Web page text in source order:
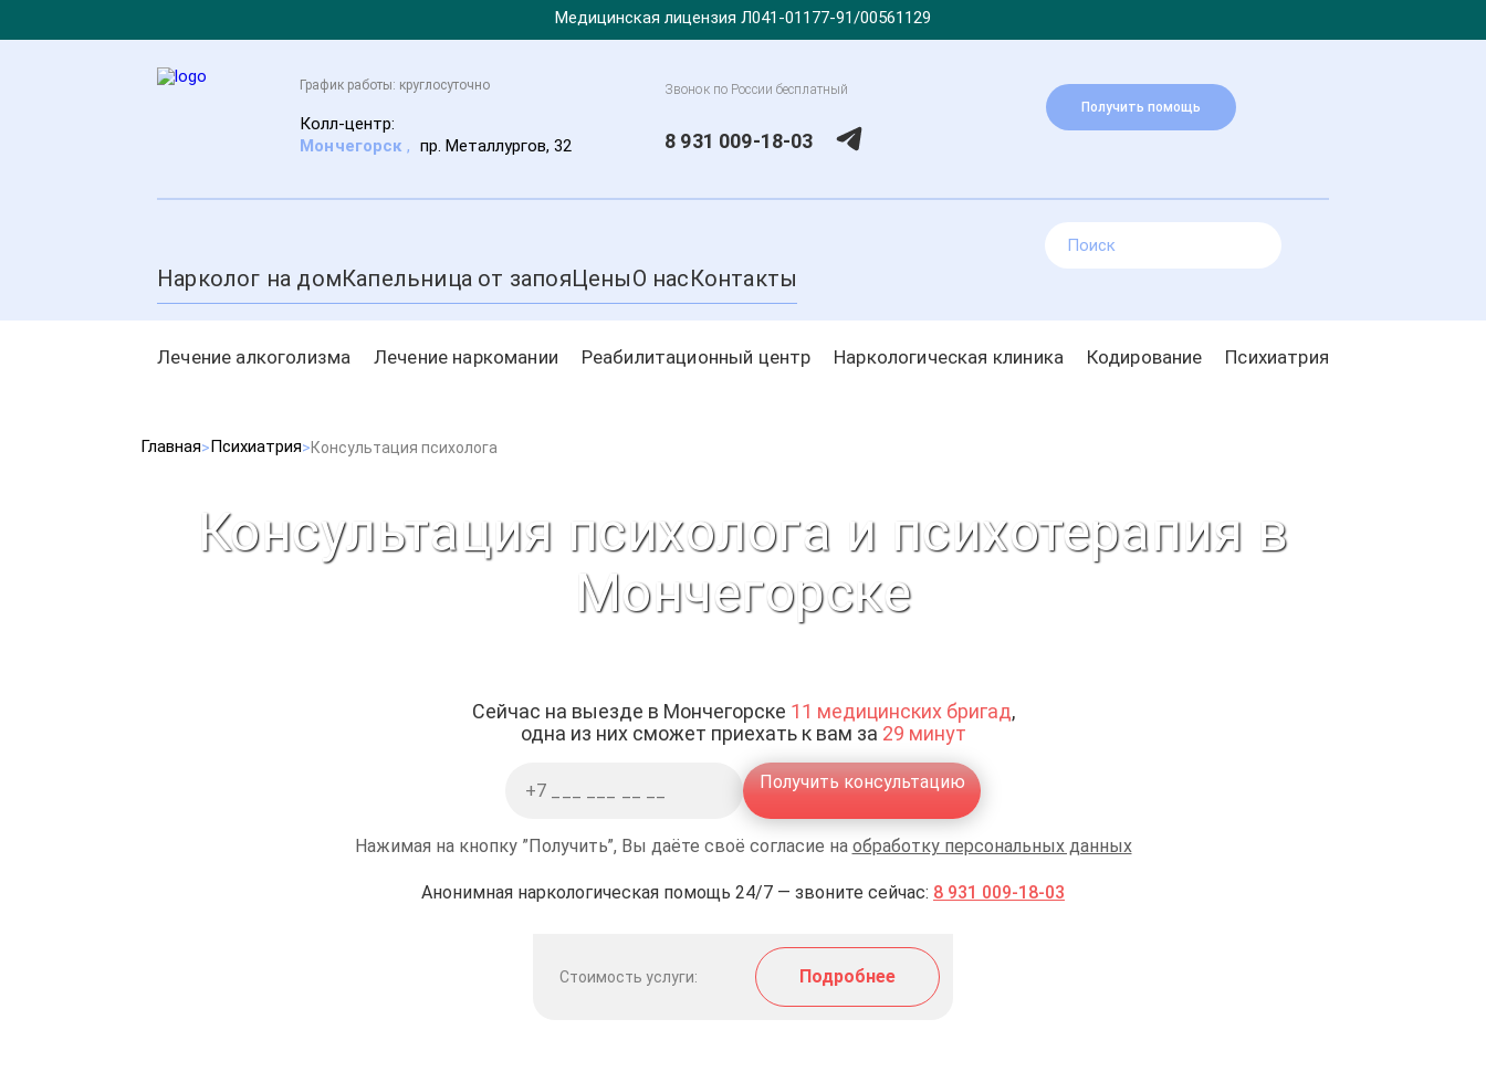
Медицинская лицензия Л041-01177-91/00561129
График работы: круглосуточно
Колл-центр:
Мончегорск , пр. Металлургов, 32
Получить помощь
Звонок по России бесплатный
8 931 009-18-03
Нарколог на домКапельница от запояЦеныО насКонтакты
Лечение алкоголизма Лечение наркомании Реабилитационный центр Наркологическая клиника Кодирование Психиатрия
Главная Психиатрия Консультация психолога
Консультация психолога и психотерапия в
Мончегорске
Сейчас на выезде в Мончегорске 11 медицинских бригад,
одна из них сможет приехать к вам за 29 минут
Получить консультацию
Нажимая на кнопку ”Получить”, Вы даёте своё согласие на обработку персональных данных
Анонимная наркологическая помощь 24/7 — звоните сейчас: 8 931 009-18-03
Стоимость услуги: Подробнее